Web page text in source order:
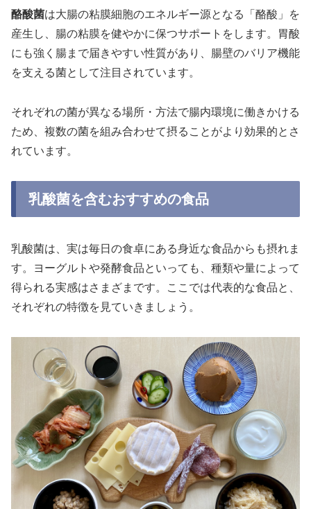
酪酸菌は大腸の粘膜細胞のエネルギー源となる「酪酸」を
産生し、腸の粘膜を健やかに保つサポートをします。胃酸
にも強く腸まで届きやすい性質があり、腸壁のバリア機能
を支える菌として注目されています。
それぞれの菌が異なる場所・方法で腸内環境に働きかける
ため、複数の菌を組み合わせて摂ることがより効果的とさ
れています。
乳酸菌を含むおすすめの食品
乳酸菌は、実は毎日の食卓にある身近な食品からも摂れま
す。ヨーグルトや発酵食品といっても、種類や量によって
得られる実感はさまざまです。ここでは代表的な食品と、
それぞれの特徴を見ていきましょう。